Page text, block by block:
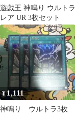
遊戯王 神鳴り ウルトラ
レア UR 3枚セット
¥1,111
神鳴り ウルトラ3枚